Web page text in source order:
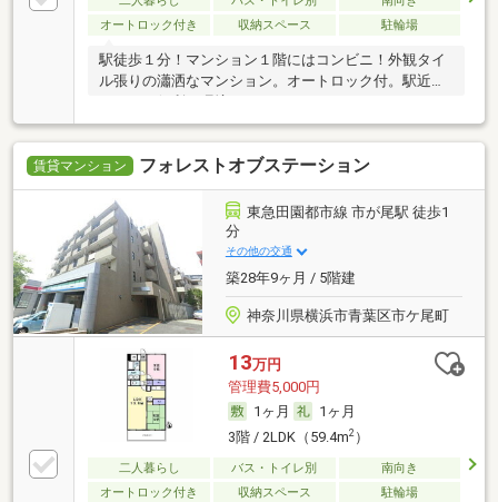
オートロック付き
収納スペース 駐輪場
駅徒歩１分！マンション１階にはコンビニ！外観タイ
ル張りの瀟洒なマンション。オートロック付。駅近な
賃貸マンション フォレストオブステーション
東急田園都市線 市が尾駅 徒歩1
分
その他の交通
築28年9ヶ月 / 5階建
神奈川県横浜市青葉区市ケ尾町
13万円
管理費5,000円
1ヶ月
1ヶ月
3階 / 2LDK（59.4m2）
二人暮らし バス・トイレ別
南向き
オートロック付き
収納スペース 駐輪場